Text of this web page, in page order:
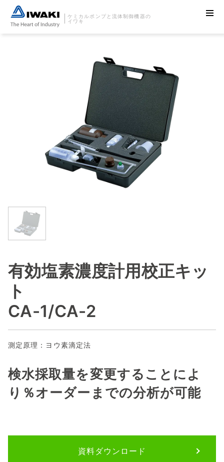
ケミカルポンプと流体制御機器の
イワキ
有効塩素濃度計用校正キッ
ト
CA-1/CA-2
測定原理：ヨウ素滴定法
検水採取量を変更することによ
り％オーダーまでの分析が可能
資料ダウンロード